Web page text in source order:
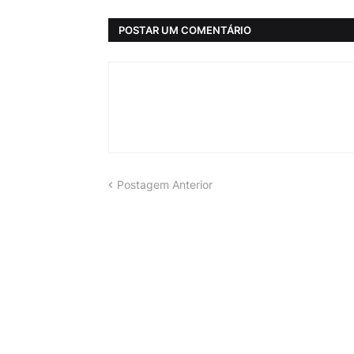
POSTAR UM COMENTÁRIO
Postagem Anterior